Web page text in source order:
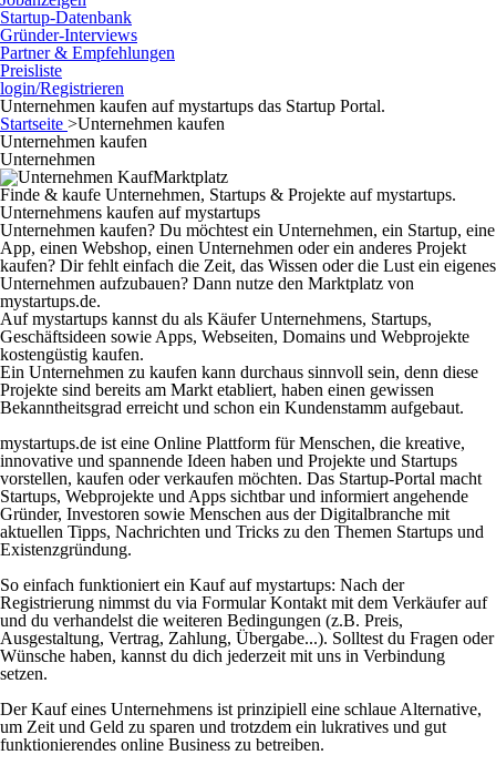
Startup-Datenbank
Gründer-Interviews
Partner & Empfehlungen
Preisliste
login/Registrieren
Unternehmen kaufen auf mystartups das Startup Portal.
Startseite >Unternehmen kaufen
Unternehmen kaufen
Unternehmen
Marktplatz
Finde & kaufe Unternehmen, Startups & Projekte auf mystartups.
Unternehmens kaufen auf mystartups
Unternehmen kaufen? Du möchtest ein Unternehmen, ein Startup, eine
App, einen Webshop, einen Unternehmen oder ein anderes Projekt
kaufen? Dir fehlt einfach die Zeit, das Wissen oder die Lust ein eigenes
Unternehmen aufzubauen? Dann nutze den Marktplatz von
mystartups.de.
Auf mystartups kannst du als Käufer Unternehmens, Startups,
Geschäftsideen sowie Apps, Webseiten, Domains und Webprojekte
kostengüstig kaufen.
Ein Unternehmen zu kaufen kann durchaus sinnvoll sein, denn diese
Projekte sind bereits am Markt etabliert, haben einen gewissen
Bekanntheitsgrad erreicht und schon ein Kundenstamm aufgebaut.
mystartups.de ist eine Online Plattform für Menschen, die kreative,
innovative und spannende Ideen haben und Projekte und Startups
vorstellen, kaufen oder verkaufen möchten. Das Startup-Portal macht
Startups, Webprojekte und Apps sichtbar und informiert angehende
Gründer, Investoren sowie Menschen aus der Digitalbranche mit
aktuellen Tipps, Nachrichten und Tricks zu den Themen Startups und
Existenzgründung.
So einfach funktioniert ein Kauf auf mystartups: Nach der
Registrierung nimmst du via Formular Kontakt mit dem Verkäufer auf
und du verhandelst die weiteren Bedingungen (z.B. Preis,
Ausgestaltung, Vertrag, Zahlung, Übergabe...). Solltest du Fragen oder
Wünsche haben, kannst du dich jederzeit mit uns in Verbindung
setzen.
Der Kauf eines Unternehmens ist prinzipiell eine schlaue Alternative,
um Zeit und Geld zu sparen und trotzdem ein lukratives und gut
funktionierendes online Business zu betreiben.